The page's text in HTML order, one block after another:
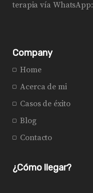
terapia vía WhatsApp:
Company
Home
Acerca de mi
Casos de éxito
Blog
Contacto
¿Cómo llegar?